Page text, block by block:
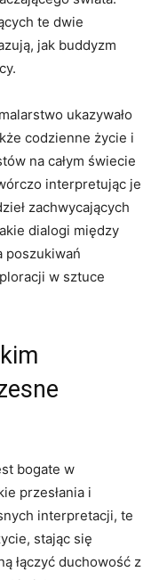
te dwie
jak buddyzm
ukazywało
codzienne życie i
na całym świecie
interpretując je
zachwycających
dialogi między
poszukiwań
w sztuce
bogate w
przesłania i
interpretacji, te
stając się
łączyć duchowość z